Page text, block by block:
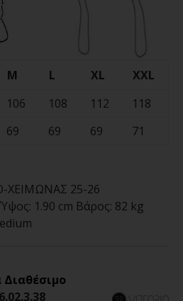
M L XL
XXL
106 108 112
118
69 69 69 71
25-26
Ύψος: 1.90 cm Βάρος: 82 kg